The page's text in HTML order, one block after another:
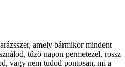
amely bármikor mindent
tűző napon permetezel, rossz
vagy nem tudod pontosan, mi a